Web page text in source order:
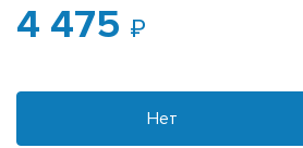
4 475
Нет